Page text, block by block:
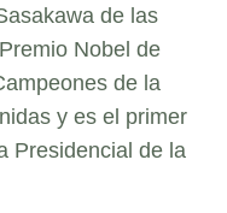
de las
Nobel de
de la
y es el primer
Presidencial de la